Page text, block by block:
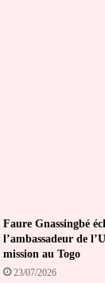
Faure Gnassingbé
l’ambassadeur de
mission au Togo
23/07/2026